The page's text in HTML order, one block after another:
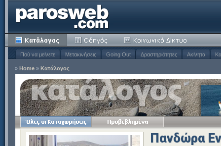
Πού να μείνετε Μετακινήσεις Going Out Δραστηριότητες Ακίνητα
» Home » Κατάλογος
Πανδώρα